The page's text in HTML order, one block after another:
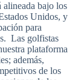
bajo los
Unidos, y
para
Las golfistas
plataforma
además,
de los